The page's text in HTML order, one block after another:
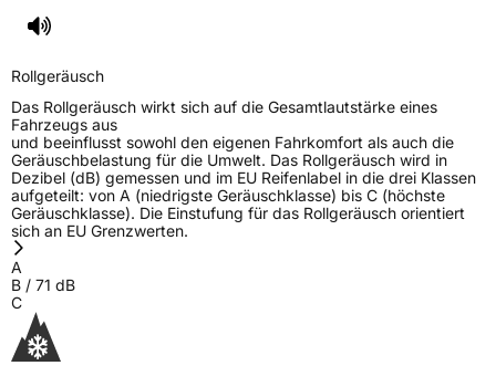
Rollgeräusch
Das Rollgeräusch wirkt sich auf die Gesamtlautstärke eines
Fahrzeugs aus
und beeinflusst sowohl den eigenen Fahrkomfort als auch die
Geräuschbelastung für die Umwelt. Das Rollgeräusch wird in
Dezibel (dB) gemessen und im EU Reifenlabel in die drei Klassen
aufgeteilt: von A (niedrigste Geräuschklasse) bis C (höchste
Geräuschklasse). Die Einstufung für das Rollgeräusch orientiert
sich an EU Grenzwerten.
A
B / 71 dB
C